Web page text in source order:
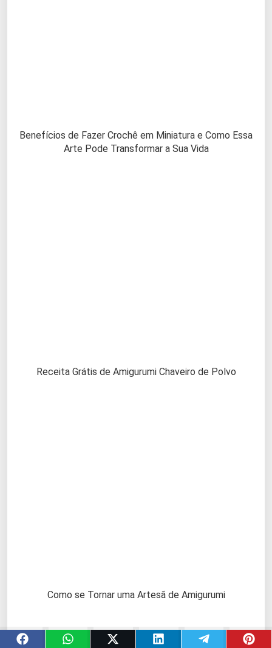
Benefícios de Fazer Crochê em Miniatura e Como Essa
Arte Pode Transformar a Sua Vida
Receita Grátis de Amigurumi Chaveiro de Polvo
Como se Tornar uma Artesã de Amigurumi